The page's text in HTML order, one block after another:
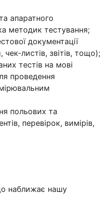
апаратного
методик тестування;
документації
чек-листів, звітів, тощо);
тестів на мові
проведення
польових та
перевірок, вимірів,
наближає нашу